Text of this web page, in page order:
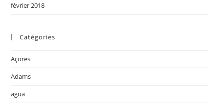
février 2018
Catégories
Açores
Adams
agua